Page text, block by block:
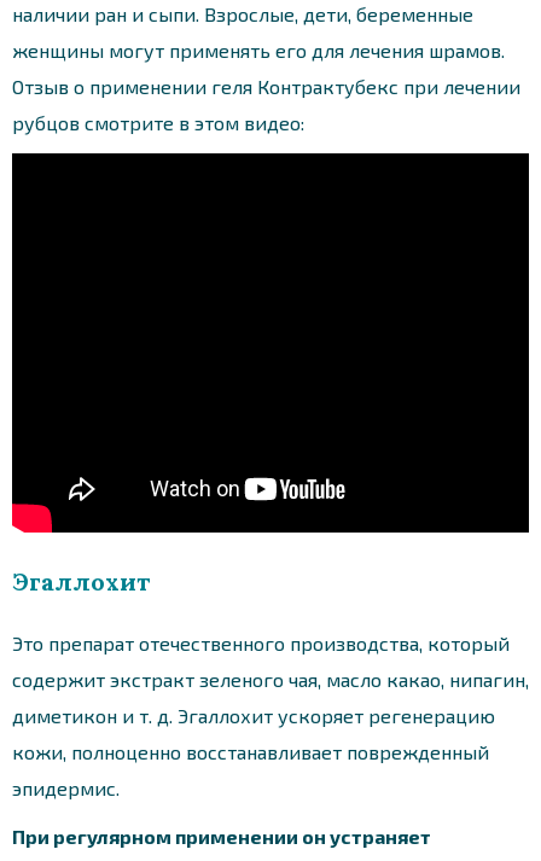
наличии ран и сыпи. Взрослые, дети, беременные
женщины могут применять его для лечения шрамов.
Отзыв о применении геля Контрактубекс при лечении
рубцов смотрите в этом видео:
Эгаллохит
Это препарат отечественного производства, который
содержит экстракт зеленого чая, масло какао, нипагин,
диметикон и т. д. Эгаллохит ускоряет регенерацию
кожи, полноценно восстанавливает поврежденный
эпидермис.
При регулярном применении он устраняет